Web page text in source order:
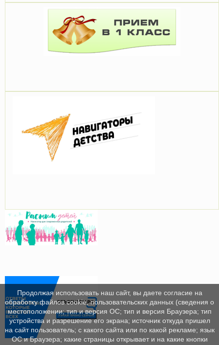
Продолжая использовать наш сайт, вы даете согласие на
обработку файлов cookie, пользовательских данных (сведения о
местоположении; тип и версия ОС; тип и версия Браузера; тип
устройства и разрешение его экрана; источник откуда пришел
на сайт пользователь; с какого сайта или по какой рекламе; язык
ОС и Браузера; какие страницы открывает и на какие кнопки